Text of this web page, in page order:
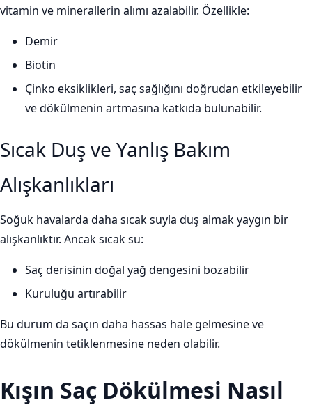
vitamin ve minerallerin alımı azalabilir. Özellikle:
Demir
Biotin
Çinko eksiklikleri, saç sağlığını doğrudan etkileyebilir
ve dökülmenin artmasına katkıda bulunabilir.
Sıcak Duş ve Yanlış Bakım
Alışkanlıkları
Soğuk havalarda daha sıcak suyla duş almak yaygın bir
alışkanlıktır. Ancak sıcak su:
Saç derisinin doğal yağ dengesini bozabilir
Kuruluğu artırabilir
Bu durum da saçın daha hassas hale gelmesine ve
dökülmenin tetiklenmesine neden olabilir.
Kışın Saç Dökülmesi Nasıl